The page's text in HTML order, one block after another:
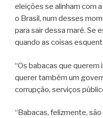
eleições se alinham com
o Brasil, num desses
para sair dessa maré. Se
quando as coisas
“Os babacas que
querer também um
corrupção, serviços
“Babacas, felizmente,